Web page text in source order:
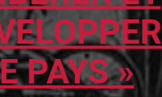
PAYS »